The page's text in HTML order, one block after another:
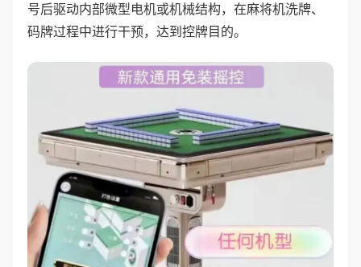
号后驱动内部微型电机或机械结构，在麻将机洗牌、
码牌过程中进行干预，达到控牌目的。